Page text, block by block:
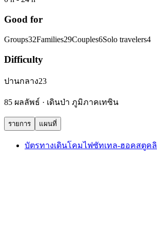
Good for
Groups32Families29Couples6Solo travelers4
Difficulty
ปานกลาง23
85 ผลลัพธ์ · เดินป่า ภูมิภาคเทซิน
รายการ แผนที่
บัตรทางเดินโคมไฟซัทเทล-ฮอคสตูคลิ